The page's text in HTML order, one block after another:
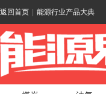
返回首页 能源行业产品大典